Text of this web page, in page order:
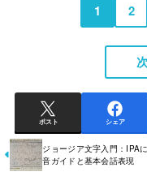
1 2
ポスト シェア
ジョージア文字入門：IPA
音ガイドと基本会話表現